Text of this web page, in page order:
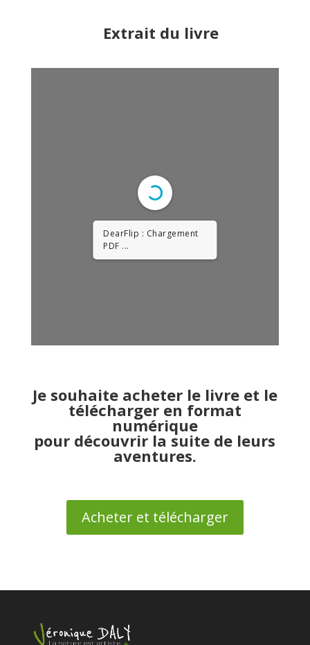
Extrait du livre
DearFlip : Chargement
PDF 43% ...
Je souhaite acheter le livre et le
télécharger en format
numérique
pour découvrir la suite de leurs
aventures.
Acheter et télécharger